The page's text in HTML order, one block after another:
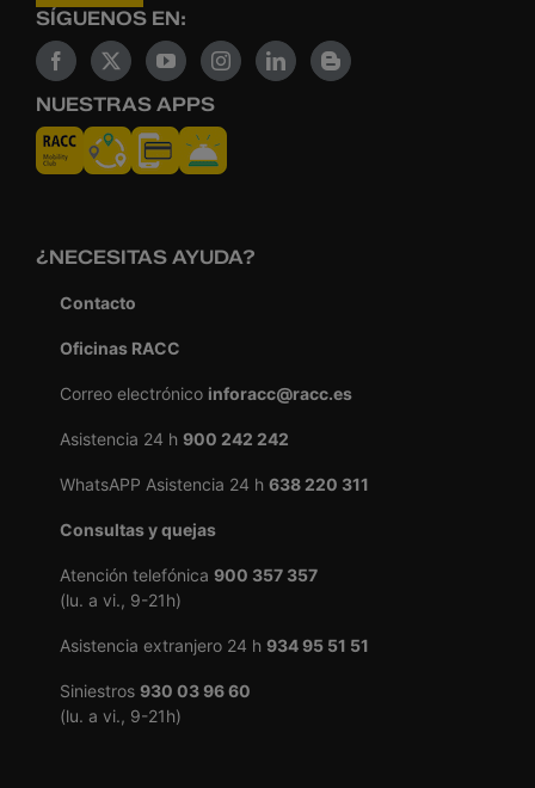
SÍGUENOS EN:
NUESTRAS APPS
¿NECESITAS AYUDA?
Contacto
Oficinas RACC
Correo electrónico inforacc@racc.es
Asistencia 24 h 900 242 242
WhatsAPP Asistencia 24 h 638 220 311
Consultas y quejas
Atención telefónica 900 357 357
(lu. a vi., 9-21h)
Asistencia extranjero 24 h 934 95 51 51
Siniestros 930 03 96 60
(lu. a vi., 9-21h)